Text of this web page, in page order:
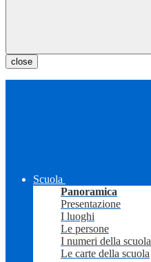
close
Scuola
Panoramica
Presentazione
I luoghi
Le persone
I numeri della scuola
Le carte della scuola